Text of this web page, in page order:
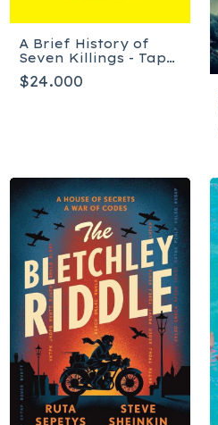
A Brief History of
Seven Killings - Tapa
blanda
$24.000